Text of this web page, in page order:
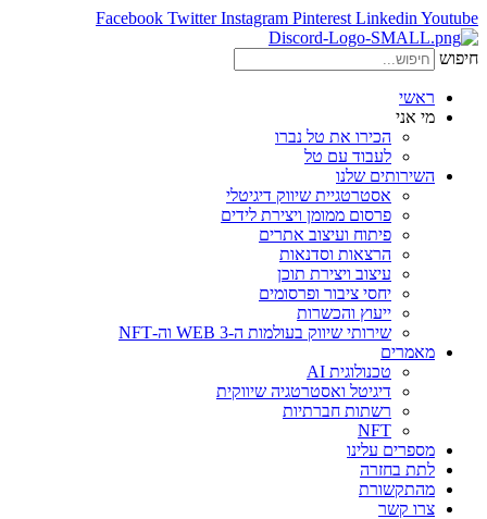
Facebook Twitter Instagram Pinterest Linkedin Youtube
חיפוש
ראשי
מי אני
הכירו את טל נברו
לעבוד עם טל
השירותים שלנו
אסטרטגיית שיווק דיגיטלי
פרסום ממומן ויצירת לידים
פיתוח ועיצוב אתרים
הרצאות וסדנאות
עיצוב ויצירת תוכן
יחסי ציבור ופרסומים
ייעוץ והכשרות
שירותי שיווק בעולמות ה-WEB 3 וה-NFT
מאמרים
טכנולוגית AI
דיגיטל ואסטרטגיה שיווקית
רשתות חברתיות
NFT
מספרים עלינו
לתת בחזרה
מהתקשורת
צרו קשר